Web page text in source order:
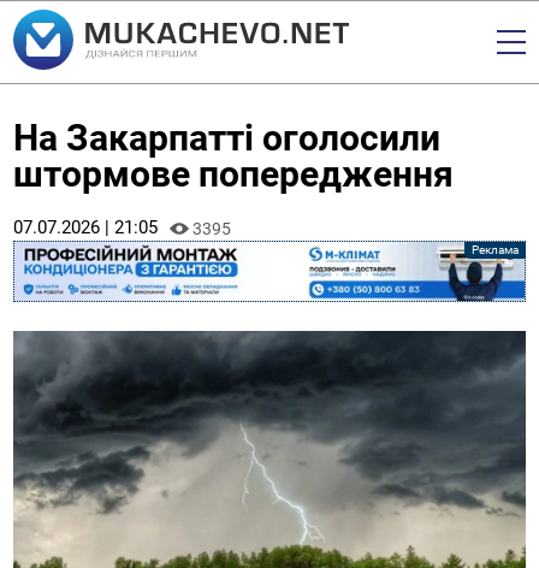
На Закарпатті оголосили
штормове попередження
07.07.2026 | 21:05 3395